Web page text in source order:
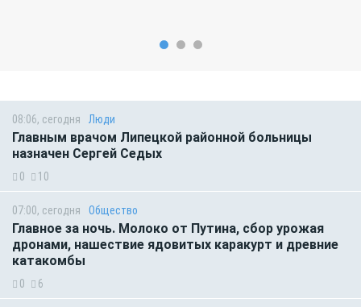
08:06, сегодня Люди
Главным врачом Липецкой районной больницы
назначен Сергей Седых
0 10
07:00, сегодня Общество
Главное за ночь. Молоко от Путина, сбор урожая
дронами, нашествие ядовитых каракурт и древние
катакомбы
0 6